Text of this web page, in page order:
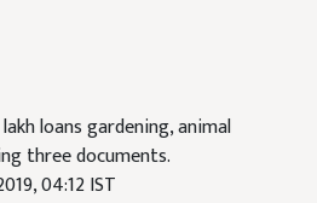
loans gardening, animal
three documents.
04:12 IST